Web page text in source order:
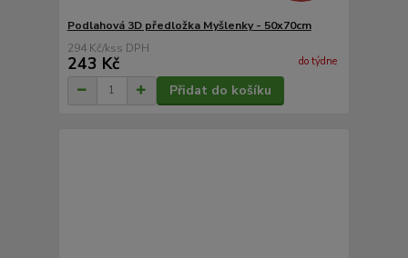
Podlahová 3D předložka Myšlenky - 50x70cm
294 Kč/ks
243 Kč do týdne
Přidat do košíku